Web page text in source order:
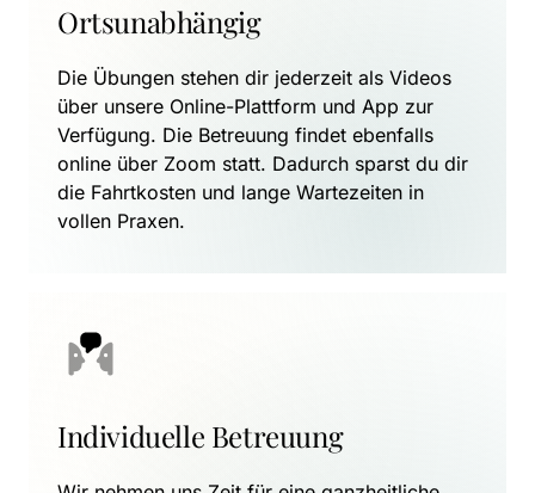
Ortsunabhängig
Die Übungen stehen dir jederzeit als Videos
über unsere Online-Plattform und App zur
Verfügung. Die Betreuung findet ebenfalls
online über Zoom statt. Dadurch sparst du dir
die Fahrtkosten und lange Wartezeiten in
vollen Praxen.
Individuelle Betreuung